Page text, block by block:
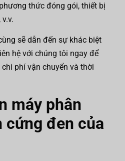
thức đóng gói, thiết bị
sẽ dẫn đến sự khác biệt
hệ với chúng tôi ngay để
phí vận chuyển và thời
máy phân
cứng đen của